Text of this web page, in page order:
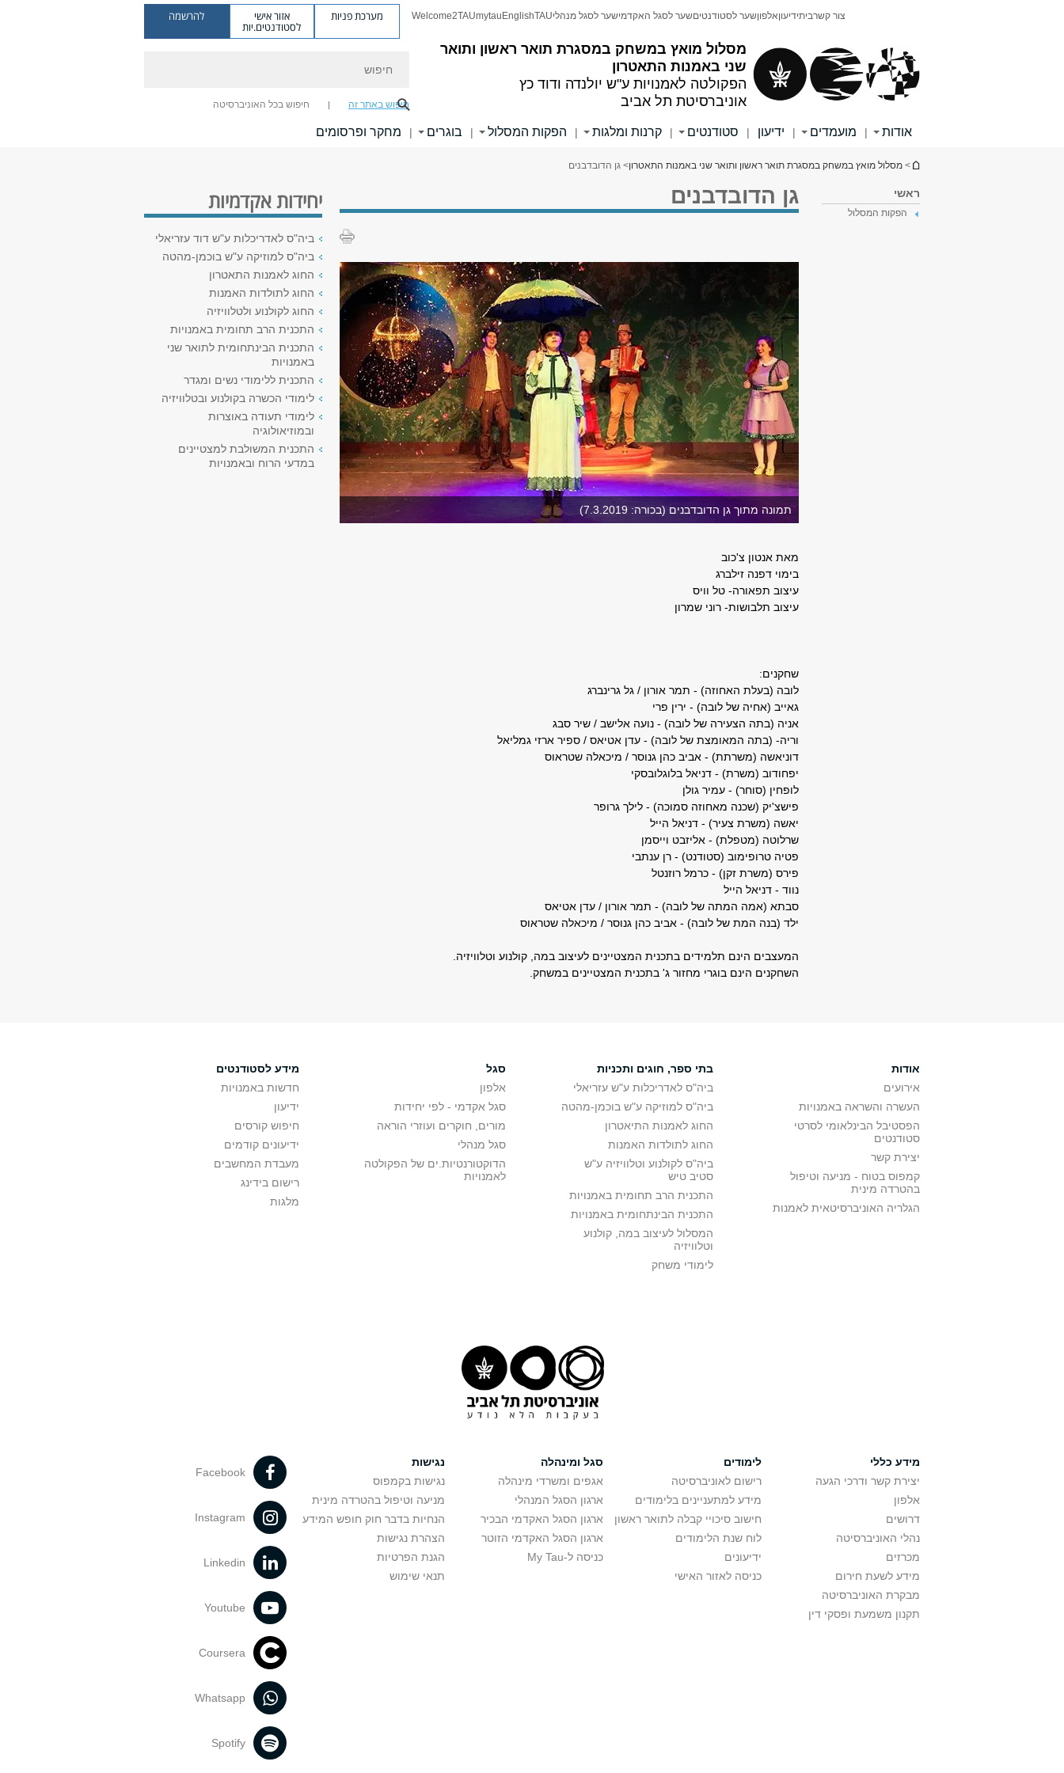
מסלול מואץ במשחק במסגרת תואר ראשון ותואר
שני באמנות התאטרון
הפקולטה לאמנויות ע"ש יולנדה ודוד כץ
אוניברסיטת תל אביב
צור קשרביתידיעוןאלפוןשער לסטודנטיםשער לסגל האקדמישער לסגל מנהליTAU
English
mytau
Welcome2TAU מערכת פניות אזור אישי
לסטודנטים.יות
להרשמה
חיפוש באתר זה חיפוש בכל האוניברסיטה
אודות | מועמדים | ידיעון | סטודנטים | קרנות ומלגות | הפקות המסלול | בוגרים | מחקר ופרסומים
הינך נמצא כאן
> מסלול מואץ במשחק במסגרת תואר ראשון ותואר שני באמנות התאטרון> גן הדובדבנים
ראשי
הפקות המסלול
גן הדובדבנים
תמונה מתוך גן הדובדבנים (בכורה: 7.3.2019)
מאת אנטון צ'כוב
בימוי דפנה זילברג
עיצוב תפאורה- טל וויס
עיצוב תלבושות- רוני שמרון
שחקנים:
לובה (בעלת האחוזה) - תמר אורון / גל גרינברג
גאייב (אחיה של לובה) - ירין פרי
אניה (בתה הצעירה של לובה) - נועה אלישב / שיר סבג
וריה- (בתה המאומצת של לובה) - עדן אטיאס / ספיר ארזי גמליאל
דוניאשה (משרתת) - אביב כהן גנוסר / מיכאלה שטראוס
יפחודוב (משרת) - דניאל בלוגלובסקי
לופחין (סוחר) - עמיר גולן
פישצ'יק (שכנה מאחוזה סמוכה) - לילך גרופר
יאשה (משרת צעיר) - דניאל הייל
שרלוטה (מטפלת) - אליזבט וייסמן
פטיה טרופימוב (סטודנט) - רן ענתבי
פירס (משרת זקן) - כרמל רוזנטל
נווד - דניאל הייל
סבתא (אמה המתה של לובה) - תמר אורון / עדן אטיאס
ילד (בנה המת של לובה) - אביב כהן גנוסר / מיכאלה שטראוס
המעצבים הינם תלמידים בתכנית המצטיינים לעיצוב במה, קולנוע וטלוויזיה.
השחקנים הינם בוגרי מחזור ג' בתכנית המצטיינים במשחק.
יחידות אקדמיות
ביה"ס לאדריכלות ע"ש דוד עזריאלי
ביה"ס למוזיקה ע"ש בוכמן-מהטה
החוג לאמנות התאטרון
החוג לתולדות האמנות
החוג לקולנוע ולטלוויזיה
התכנית הרב תחומית באמנויות
התכנית הבינתחומית לתואר שני
באמנויות
התכנית ללימודי נשים ומגדר
לימודי הכשרה בקולנוע ובטלוויזיה
לימודי תעודה באוצרות
ובמוזיאולוגיה
התכנית המשולבת למצטיינים
במדעי הרוח ובאמנויות
אודות
אירועים
העשרה והשראה באמנויות
הפסטיבל הבינלאומי לסרטי
סטודנטים
יצירת קשר
קמפוס בטוח - מניעה וטיפול
בהטרדה מינית
הגלריה האוניברסיטאית לאמנות
בתי ספר, חוגים ותכניות
ביה"ס לאדריכלות ע"ש עזריאלי
ביה"ס למוזיקה ע"ש בוכמן-מהטה
החוג לאמנות התיאטרון
החוג לתולדות האמנות
ביה"ס לקולנוע וטלוויזיה ע"ש
סטיב טיש
התכנית הרב תחומית באמנויות
התכנית הבינתחומית באמנויות
המסלול לעיצוב במה, קולנוע
וטלוויזיה
לימודי משחק
סגל
אלפון
סגל אקדמי - לפי יחידות
מורים, חוקרים ועוזרי הוראה
סגל מנהלי
הדוקטורנטיות.ים של הפקולטה
לאמנויות
מידע לסטודנטים
חדשות באמנויות
ידיעון
חיפוש קורסים
ידיעונים קודמים
מעבדת המחשבים
רישום בידינג
מלגות
מידע כללי
יצירת קשר ודרכי הגעה
אלפון
דרושים
נהלי האוניברסיטה
מכרזים
מידע לשעת חירום
מבקרת האוניברסיטה
תקנון משמעת ופסקי דין
לימודים
רישום לאוניברסיטה
מידע למתעניינים בלימודים
חישוב סיכויי קבלה לתואר ראשון
לוח שנת הלימודים
ידיעונים
כניסה לאזור האישי
סגל ומינהלה
אגפים ומשרדי מינהלה
ארגון הסגל המנהלי
ארגון הסגל האקדמי הבכיר
ארגון הסגל האקדמי הזוטר
כניסה ל-My Tau
נגישות
נגישות בקמפוס
מניעה וטיפול בהטרדה מינית
הנחיות בדבר חוק חופש המידע
הצהרת נגישות
הגנת הפרטיות
תנאי שימוש
Facebook
Instagram
Linkedin
Youtube
Coursera
Whatsapp
Spotify